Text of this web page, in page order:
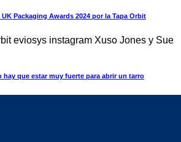
Packaging Awards 2024 por la Tapa Orbit
que estar muy fuerte para abrir un tarro